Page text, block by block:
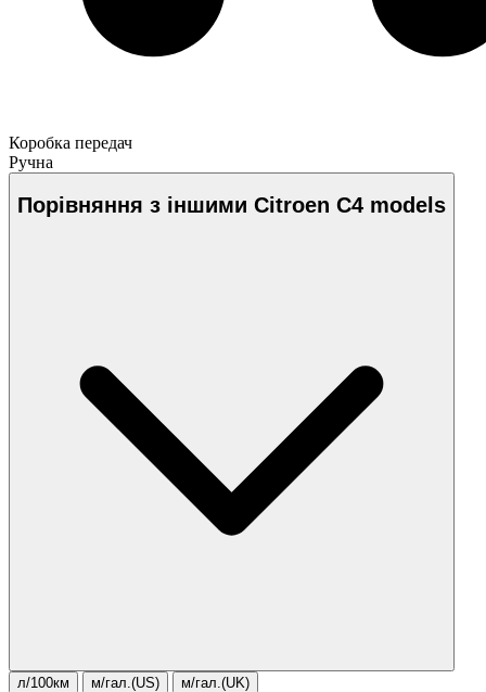
Коробка передач
Ручна
Порівняння з іншими Citroen C4 models
л/100км м/гал.(US) м/гал.(UK)